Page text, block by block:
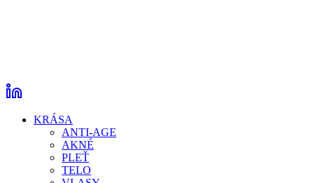
KRÁSA
ANTI-AGE
AKNÉ
PLEŤ
TELO